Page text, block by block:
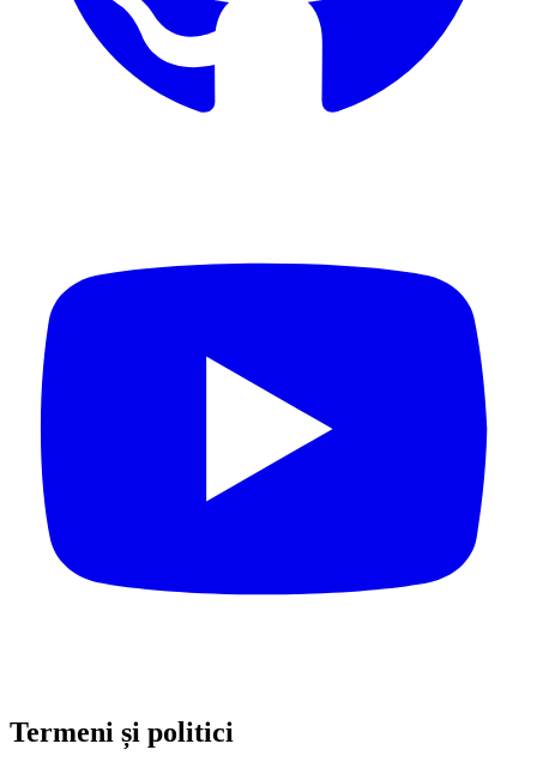
Termeni și politici